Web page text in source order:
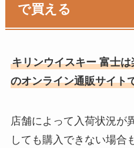
で買える
キリンウイスキー 富士
のオンライン通販サイト
店舗によって入荷状況が
しても購入できない場合